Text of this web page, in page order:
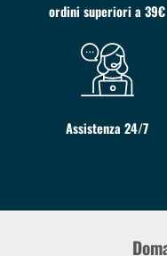
ordini superiori a 39€
Assistenza 24/7